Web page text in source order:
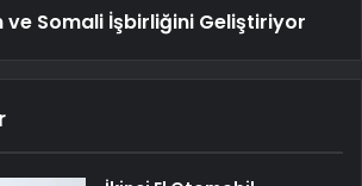
Somali İşbirliğini Geliştiriyor